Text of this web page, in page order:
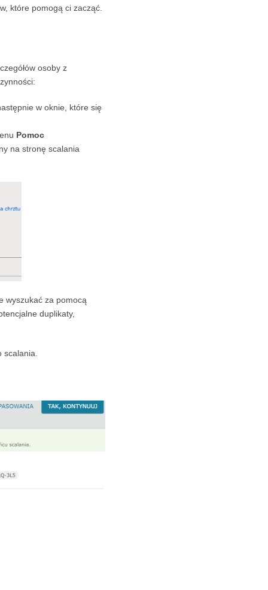
które pomogą ci zacząć.
osoby z
w oknie, które się
Pomoc
na stronę scalania
wyszukać za pomocą
duplikaty,
scalania.